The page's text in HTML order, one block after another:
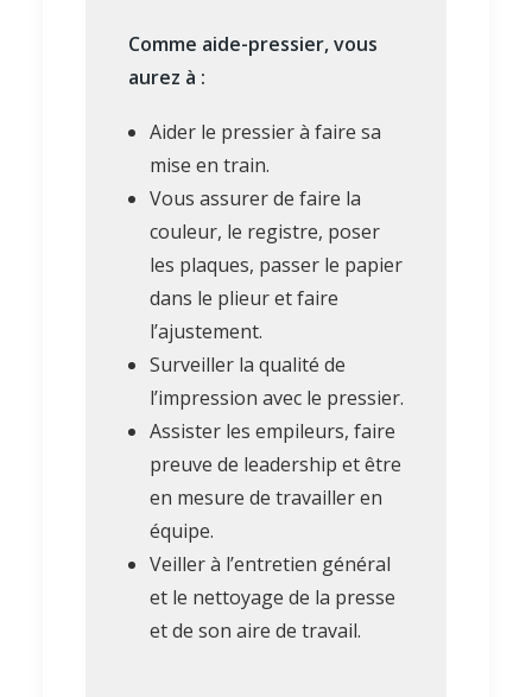
Comme aide-pressier, vous
aurez à :
Aider le pressier à faire sa
mise en train.
Vous assurer de faire la
couleur, le registre, poser
les plaques, passer le papier
dans le plieur et faire
l’ajustement.
Surveiller la qualité de
l’impression avec le pressier.
Assister les empileurs, faire
preuve de leadership et être
en mesure de travailler en
équipe.
Veiller à l’entretien général
et le nettoyage de la presse
et de son aire de travail.